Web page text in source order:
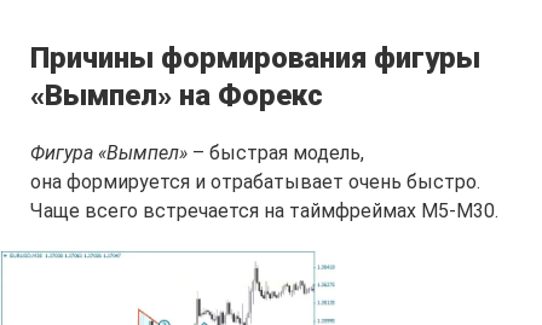
Причины формирования фигуры
«Вымпел» на Форекс
Фигура «Вымпел» – быстрая модель,
она формируется и отрабатывает очень быстро.
Чаще всего встречается на таймфреймах M5-M30.